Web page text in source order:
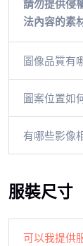
請勿提供侵
法內容的素
圖像品質有
圖案位置如
有哪些影像
服裝尺寸
可以我提供